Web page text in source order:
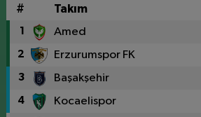
# Takım
1 Amed
2 Erzurumspor FK
3 Başakşehir
4 Kocaelispor